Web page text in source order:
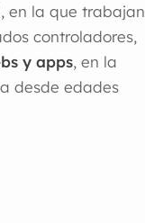
, en la que trabajan
controladores,
y apps, en la
desde edades